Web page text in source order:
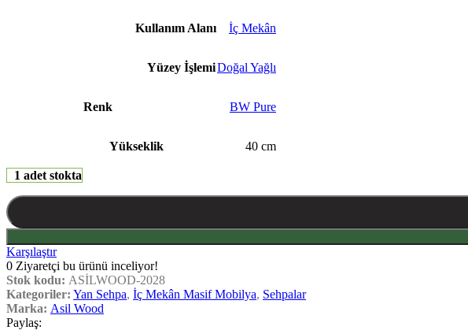
Kullanım Alanı İç Mekân
Yüzey İşlemiDoğal Yağlı
Renk BW Pure
Yükseklik 40 cm
1 adet stokta
Karşılaştır
0 Ziyaretçi bu ürünü inceliyor!
Stok kodu: ASİLWOOD-2028
Kategoriler: Yan Sehpa, İç Mekân Masif Mobilya, Sehpalar
Marka: Asil Wood
Paylaş: